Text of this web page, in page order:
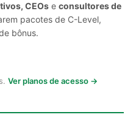
CEOs e consultores de
pacotes de C-Level,
bônus.
Ver planos de acesso →